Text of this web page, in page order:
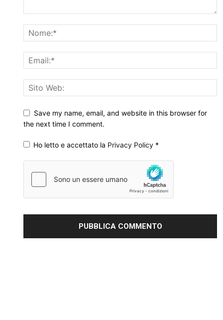
Save my name, email, and website in this browser for
the next time I comment.
Ho letto e accettato la Privacy Policy *